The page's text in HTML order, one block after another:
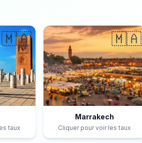
🇲🇦
taux
🇲🇦
Marrakech
Cliquer pour voir les taux